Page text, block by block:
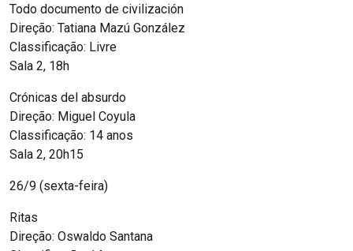
Todo documento de civilización
Direção: Tatiana Mazú González
Classificação: Livre
Sala 2, 18h
Crónicas del absurdo
Direção: Miguel Coyula
Classificação: 14 anos
Sala 2, 20h15
26/9 (sexta-feira)
Ritas
Direção: Oswaldo Santana